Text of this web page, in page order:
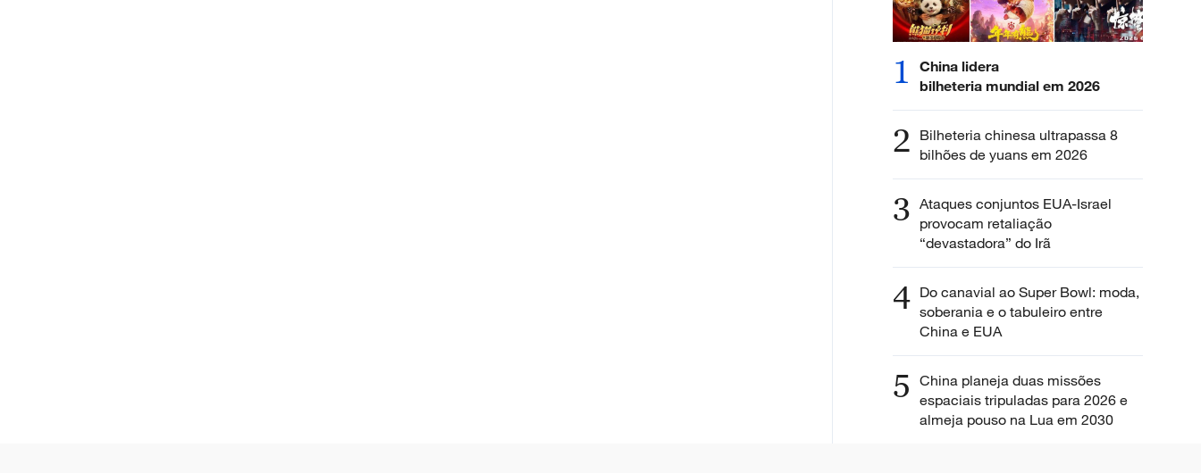
1
China lidera
bilheteria mundial em 2026
2 Bilheteria chinesa ultrapassa 8
bilhões de yuans em 2026
3 Ataques conjuntos EUA-Israel
provocam retaliação
“devastadora” do Irã
4 Do canavial ao Super Bowl: moda,
soberania e o tabuleiro entre
China e EUA
5 China planeja duas missões
espaciais tripuladas para 2026 e
almeja pouso na Lua em 2030